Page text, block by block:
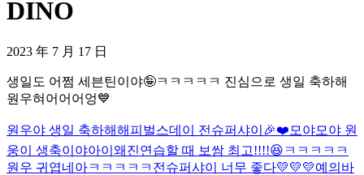
DINO
2023 年 7 月 17 日
생일도 어쩜 세븐틴이야🤪ㅋㅋㅋㅋㅋ 진심으로 생일 축하해
원우혀어어어엉💙
원우야 생일 축하해해피벌스데이 전슈퍼샤이🎉❤️ 모야모야 원
웅이 생축이야아이왜진연습할 때 보쌈 최고!!!!😆 ㅋㅋㅋㅋㅋ
원우 귀엽네 아ㅋㅋㅋㅋㅋ전슈퍼샤이 너무 좋다💛💛💛예의바